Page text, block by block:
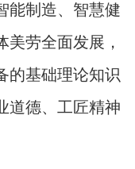
能制造、智慧健
美劳全面发展，
的基础理论知识
道德、工匠精神